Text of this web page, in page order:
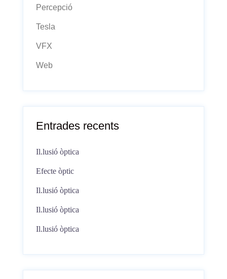
Percepció
Tesla
VFX
Web
Entrades recents
Il.lusió òptica
Efecte òptic
Il.lusió òptica
Il.lusió òptica
Il.lusió òptica